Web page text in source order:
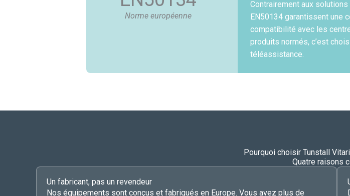
Norme européenne
Contrairement aux
EN50134 garantissent une
compatibilité avec les
produits normés, c’est
téléassistance.
Pourquoi choisir Tunstall
Quatre raisons
Un fabricant, pas un revendeur
Nos équipements sont conçus et fabriqués en Europe. Vous avez plus de